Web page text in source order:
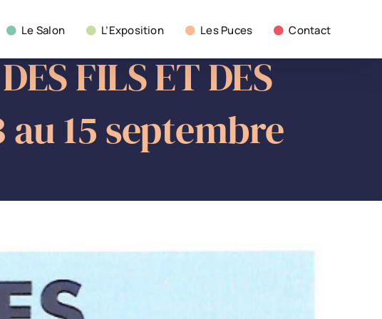
Le Salon L’Exposition Les Puces Contact
FILS ET DES
au 15 septembre